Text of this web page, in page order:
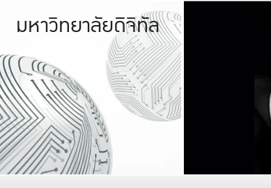
มหาวิทยาลัยรับผิดชอบต่อสังคม
ร่วมมือกับชุมชน เพื่อความกินดีอยู่ดี
และความสุขอย่างยั่งยืน
มองปัญหาในภาพกว้าง
แก้ไขจากปัญหาจุดเล็กๆ
มหาวิทยาลัยดิจิทัล